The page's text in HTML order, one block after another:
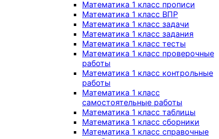
Математика 1 класс прописи
Математика 1 класс ВПР
Математика 1 класс задачи
Математика 1 класс задания
Математика 1 класс тесты
Математика 1 класс проверочные
работы
Математика 1 класс контрольные
работы
Математика 1 класс
самостоятельные работы
Математика 1 класс таблицы
Математика 1 класс сборники
Математика 1 класс справочные